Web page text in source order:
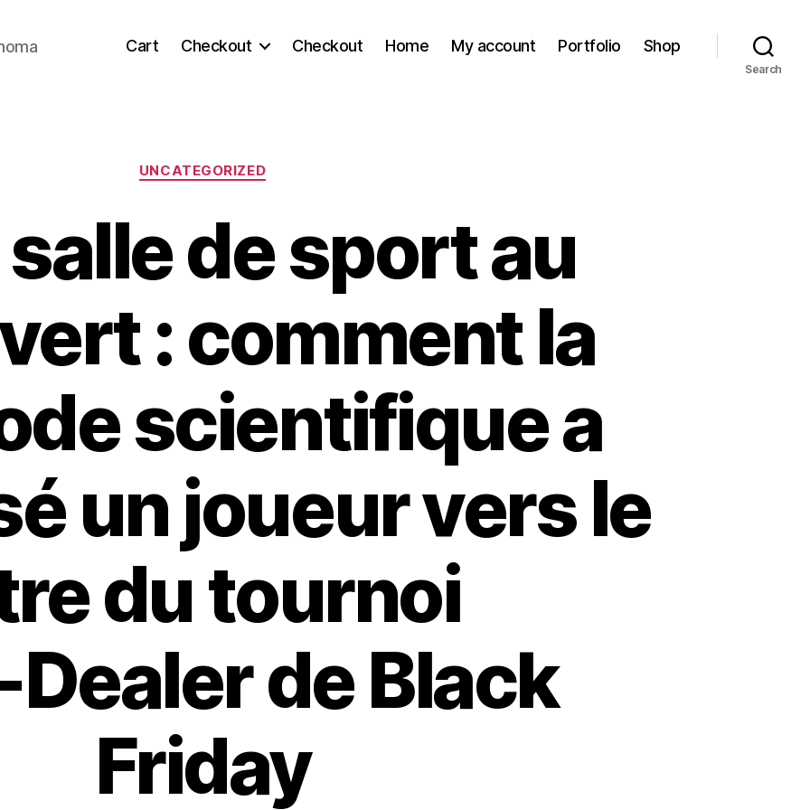
Cart Checkout Checkout Home My account Portfolio Shop
Search
Categories
UNCATEGORIZED
salle de sport au
: comment la
scientifique a
un joueur vers le
du tournoi
de Black
Friday